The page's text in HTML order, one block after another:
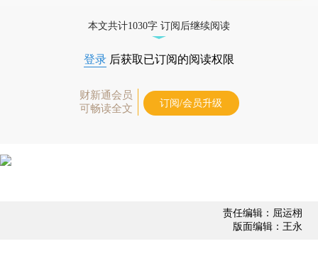
本文共计1030字 订阅后继续阅读
登录 后获取已订阅的阅读权限
财新通会员
可畅读全文
订阅/会员升级
责任编辑：屈运栩
版面编辑：王永